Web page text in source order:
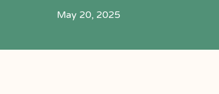
May 20, 2025